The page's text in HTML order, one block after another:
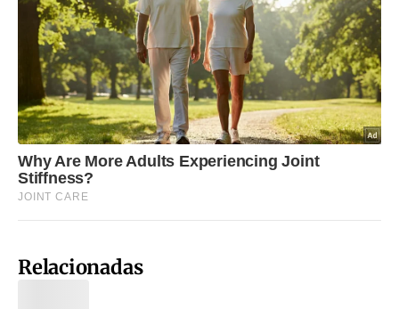
Relacionadas